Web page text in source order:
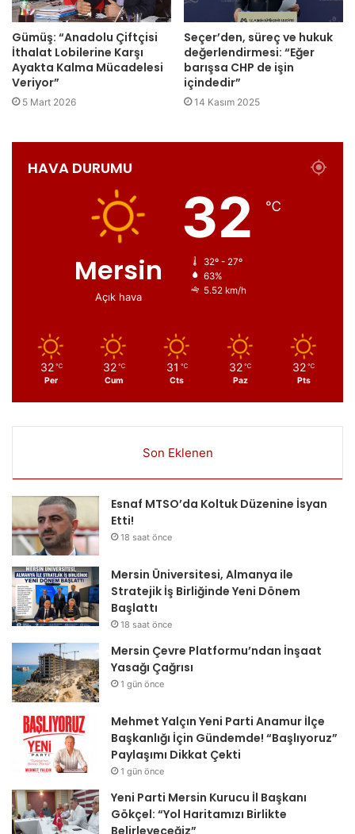
Gümüş: “Anadolu Çiftçisi
İthalat Lobilerine Karşı
Ayakta Kalma Mücadelesi
Veriyor”
5 Mart 2026
Seçer’den, süreç ve hukuk
değerlendirmesi: “Eğer
barışsa CHP de işin
içindedir”
14 Kasım 2025
HAVA DURUMU
Mersin
Açık hava
32 ℃
32º - 27º
63%
5.52 km/h
32 ℃
Per
32 ℃
Cum
31 ℃
Cts
32 ℃
Paz
32 ℃
Pts
Son Eklenen
Esnaf MTSO’da Koltuk Düzenine İsyan
Etti!
18 saat önce
Mersin Üniversitesi, Almanya ile
Stratejik İş Birliğinde Yeni Dönem
Başlattı
18 saat önce
Mersin Çevre Platformu’ndan İnşaat
Yasağı Çağrısı
1 gün önce
Mehmet Yalçın Yeni Parti Anamur İlçe
Başkanlığı İçin Gündemde! “Başlıyoruz”
Paylaşımı Dikkat Çekti
1 gün önce
Yeni Parti Mersin Kurucu İl Başkanı
Gökçel: “Yol Haritamızı Birlikte
Belirleyeceğiz”